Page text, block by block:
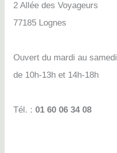
2 Allée des Voyageurs
77185 Lognes
Ouvert du mardi au samedi
de 10h-13h et 14h-18h
Tél. :01 60 06 34 08